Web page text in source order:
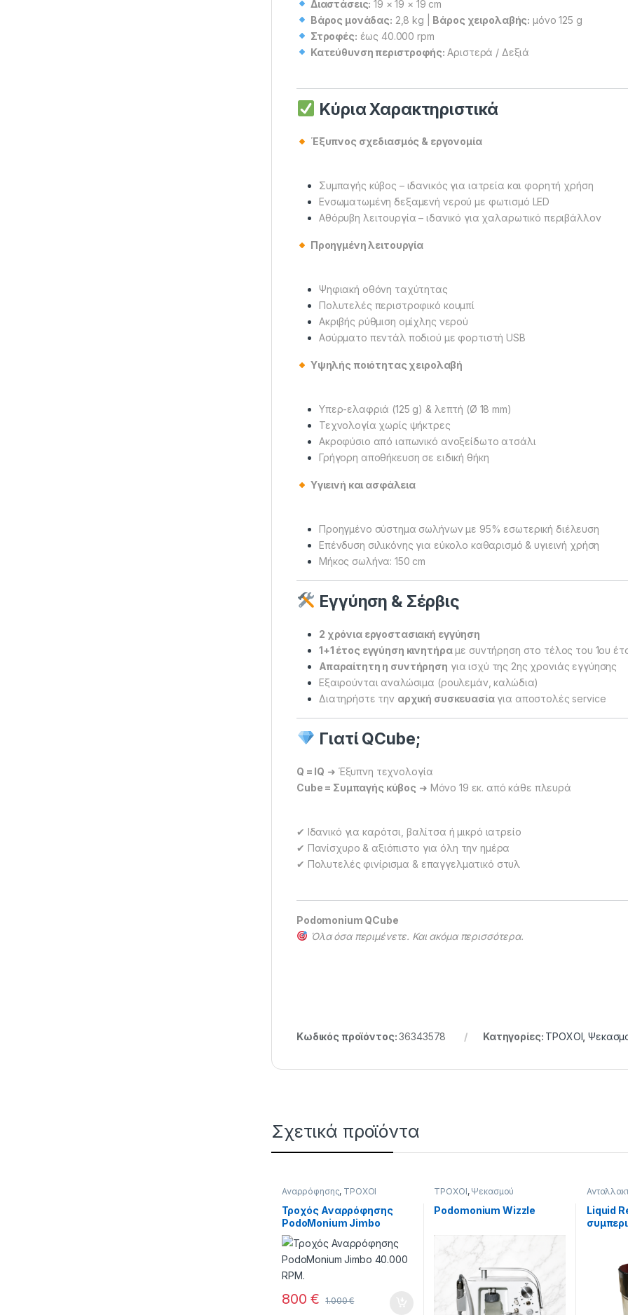
Διαστάσεις: 19 × 19 × 19 cm
Βάρος μονάδας: 2,8 kg | Βάρος χειρολαβής: μόνο 125 g
Στροφές: έως 40.000 rpm
Κατεύθυνση περιστροφής: Αριστερά / Δεξιά
Κύρια Χαρακτηριστικά
Έξυπνος σχεδιασμός & εργονομία
Συμπαγής κύβος – ιδανικός για ιατρεία και φορητή χρήση
Ενσωματωμένη δεξαμενή νερού με φωτισμό LED
Αθόρυβη λειτουργία – ιδανικό για χαλαρωτικό περιβάλλον
Προηγμένη λειτουργία
Ψηφιακή οθόνη ταχύτητας
Πολυτελές περιστροφικό κουμπί
Ακριβής ρύθμιση ομίχλης νερού
Ασύρματο πεντάλ ποδιού με φορτιστή USB
Υψηλής ποιότητας χειρολαβή
Υπερ-ελαφριά (125 g) & λεπτή (Ø 18 mm)
Τεχνολογία χωρίς ψήκτρες
Ακροφύσιο από ιαπωνικό ανοξείδωτο ατσάλι
Γρήγορη αποθήκευση σε ειδική θήκη
Υγιεινή και ασφάλεια
Προηγμένο σύστημα σωλήνων με 95% εσωτερική διέλευση
Επένδυση σιλικόνης για εύκολο καθαρισμό & υγιεινή χρήση
Μήκος σωλήνα: 150 cm
Εγγύηση & Σέρβις
2 χρόνια εργοστασιακή εγγύηση
1+1 έτος εγγύηση κινητήραμε συντήρηση στο τέλος του 1ου
Απαραίτητη η συντήρηση για ισχύ της 2ης χρονιάς εγγύησης
Εξαιρούνται αναλώσιμα (ρουλεμάν, καλώδια)
Διατηρήστε την αρχική συσκευασίαγια αποστολές service
Γιατί QCube;
Q = IQ ➜ Έξυπνη τεχνολογία
Cube = Συμπαγής κύβος ➜ Μόνο 19 εκ. από κάθε πλευρά
✔ Ιδανικό για καρότσι, βαλίτσα ή μικρό ιατρείο
✔ Πανίσχυρο & αξιόπιστο για όλη την ημέρα
✔ Πολυτελές φινίρισμα & επαγγελματικό στυλ
Podomonium QCube
Όλα όσα περιμένετε. Και ακόμα περισσότερα.
Κωδικός προϊόντος:36343578 Κατηγορίες: ΤΡΟΧΟΙ ,
Σχετικά προϊόντα
Αναρρόφησης, ΤΡΟΧΟΙ
Τροχός Αναρρόφησης
PodoMonium Jimbo
40.000 RPM.
800€ 1.000€
ΤΡΟΧΟΙ, Ψεκασμού
Podomonium Wizzle
Liquid